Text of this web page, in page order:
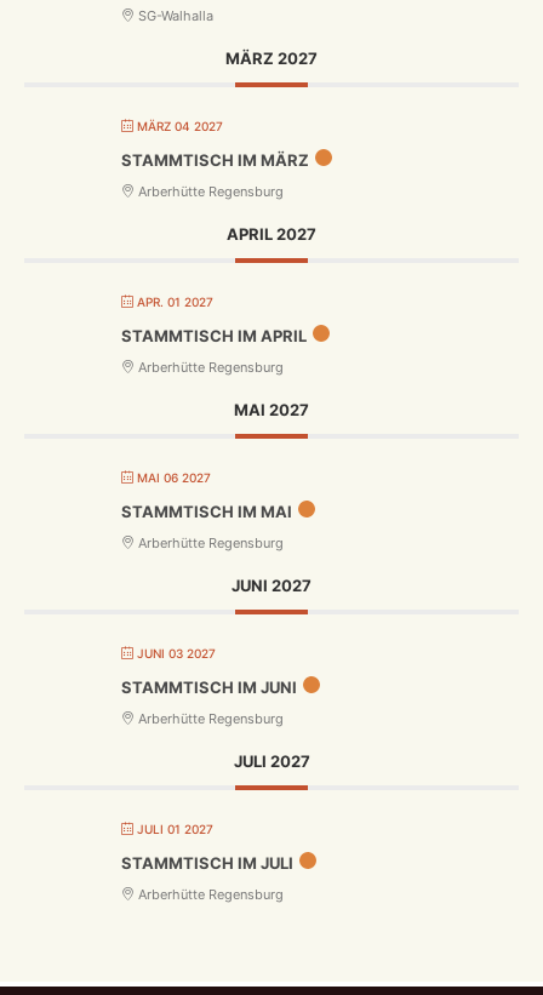
SG-Walhalla
MÄRZ 2027
MÄRZ 04 2027
STAMMTISCH IM MÄRZ
Arberhütte Regensburg
APRIL 2027
APR. 01 2027
STAMMTISCH IM APRIL
Arberhütte Regensburg
MAI 2027
MAI 06 2027
STAMMTISCH IM MAI
Arberhütte Regensburg
JUNI 2027
JUNI 03 2027
STAMMTISCH IM JUNI
Arberhütte Regensburg
JULI 2027
JULI 01 2027
STAMMTISCH IM JULI
Arberhütte Regensburg